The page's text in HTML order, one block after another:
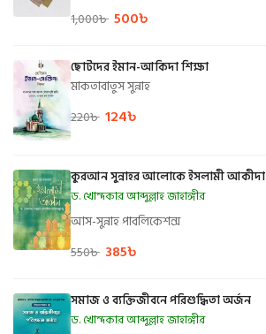
1,000৳ 500৳
ছোটদের ইমান-আকিদা শিক্ষা
মাকতাবাতুস সুন্নাহ
220৳ 124৳
কুরআন সুন্নাহর আলোকে ইসলামী আকীদা
ড. খোন্দকার আব্দুল্লাহ জাহাঙ্গীর
আস-সুন্নাহ পাবলিকেশন্স
550৳ 385৳
সমাজ ও ব্যক্তিজীবনে পরিশুদ্ধিতা অর্জন
ড. খোন্দকার আব্দুল্লাহ জাহাঙ্গীর